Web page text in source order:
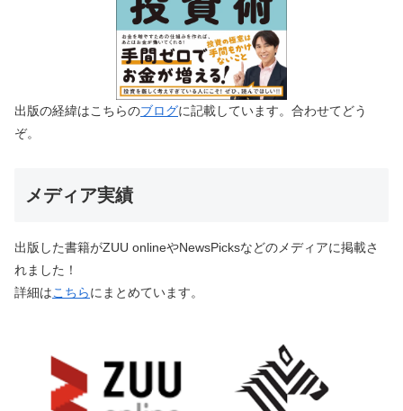
出版の経緯はこちらのブログに記載しています。合わせてどう
ぞ。
メディア実績
出版した書籍がZUU onlineやNewsPicksなどのメディアに掲載さ
れました！
詳細はこちらにまとめています。